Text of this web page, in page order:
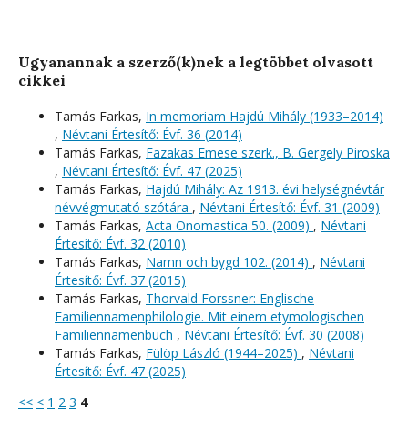
Ugyanannak a szerző(k)nek a legtöbbet olvasott
cikkei
Tamás Farkas, In memoriam Hajdú Mihály (1933–2014)
, Névtani Értesítő: Évf. 36 (2014)
Tamás Farkas, Fazakas Emese szerk., B. Gergely Piroska
, Névtani Értesítő: Évf. 47 (2025)
Tamás Farkas, Hajdú Mihály: Az 1913. évi helységnévtár
névvégmutató szótára , Névtani Értesítő: Évf. 31 (2009)
Tamás Farkas, Acta Onomastica 50. (2009) , Névtani
Értesítő: Évf. 32 (2010)
Tamás Farkas, Namn och bygd 102. (2014) , Névtani
Értesítő: Évf. 37 (2015)
Tamás Farkas, Thorvald Forssner: Englische
Familiennamenphilologie. Mit einem etymologischen
Familiennamenbuch , Névtani Értesítő: Évf. 30 (2008)
Tamás Farkas, Fülöp László (1944–2025) , Névtani
Értesítő: Évf. 47 (2025)
<< < 1 2 3 4